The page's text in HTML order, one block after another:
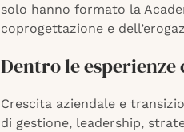
solo hanno formato la
coprogettazione e
Dentro le
Crescita aziendale e
di gestione, leadership,